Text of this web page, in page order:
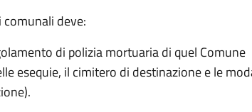
deve:
di polizia mortuaria di quel Comune
esequie, il cimitero di destinazione e le